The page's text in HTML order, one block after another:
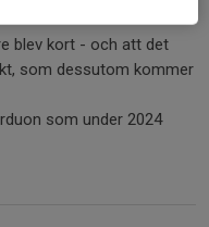
blev kort - och att det
som dessutom kommer
som under 2024